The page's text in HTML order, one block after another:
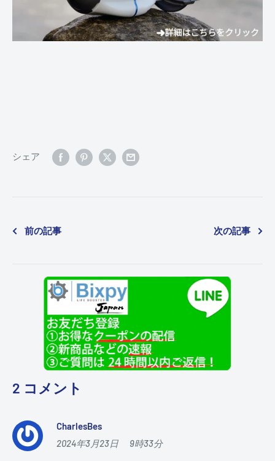
シェア
前の記事 次の記事
2 コメント
CharlesBes
2024年3月23日 9時33分